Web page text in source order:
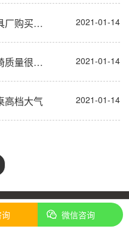
办公桌 2021-01-14
不错！ 2021-01-14
高档大气 2021-01-14
泰办公家具有限公司
微信咨询